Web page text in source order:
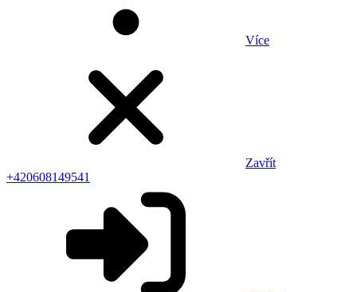
Více
Zavřít
+420608149541